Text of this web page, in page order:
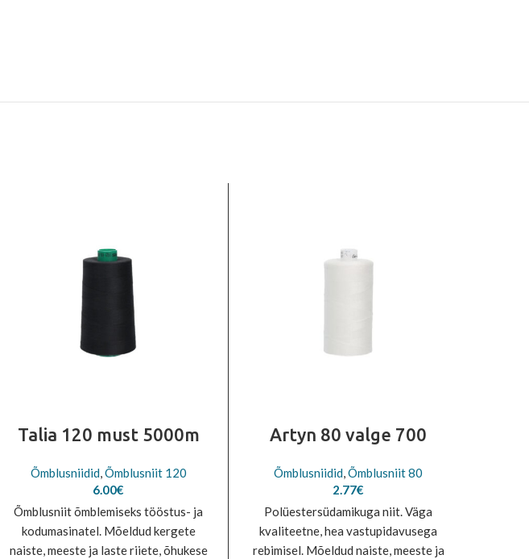
Talia 120 must 5000m
Õmblusniidid,Õmblusniit 120
6.00€
Õmblusniit õmblemiseks tööstus- ja
kodumasinatel. Mõeldud kergete
naiste, meeste ja laste riiete, õhukese
Artyn 80 valge 700
Õmblusniidid,Õmblusniit 80
2.77€
Polüestersüdamikuga niit. Väga
kvaliteetne, hea vastupidavusega
rebimisel. Mõeldud naiste, meeste ja